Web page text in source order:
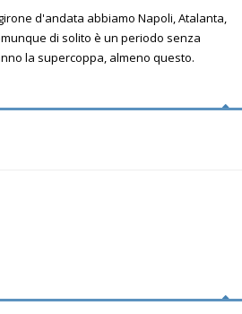
d'andata abbiamo Napoli, Atalanta,
di solito è un periodo senza
la supercoppa, almeno questo.